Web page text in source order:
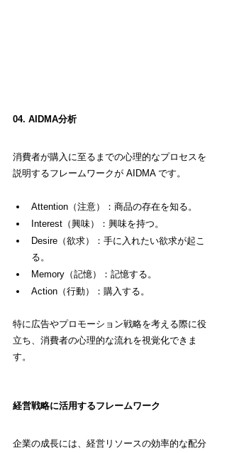
04. AIDMA分析
消費者が購入に至るまでの心理的なプロセスを
説明するフレームワークが AIDMA です。
Attention（注意）：商品の存在を知る。
Interest（興味）：興味を持つ。
Desire（欲求）：手に入れたい欲求が起こ
る。
Memory（記憶）：記憶する。
Action（行動）：購入する。
特に広告やプロモーション戦略を考える際に役
立ち、消費者の心理的な流れを視覚化できま
す。
経営戦略に活用するフレームワーク
企業の成長には、経営リソースの効率的な配分